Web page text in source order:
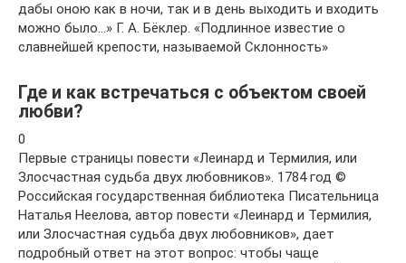
дабы оною как в ночи, так и в день выходить и входить
можно было…» Г. А. Бёклер. «Подлинное известие о
славнейшей крепости, называемой Склонность»
Где и как встречаться с объектом своей
любви?
0
Первые страницы повести «Леинард и Термилия, или
Злосчастная судьба двух любовников». 1784 год ©
Российская государственная библиотека Писательница
Наталья Неелова, автор повести «Леинард и Термилия,
или Злосчастная судьба двух любовников», дает
подробный ответ на этот вопрос: чтобы чаще